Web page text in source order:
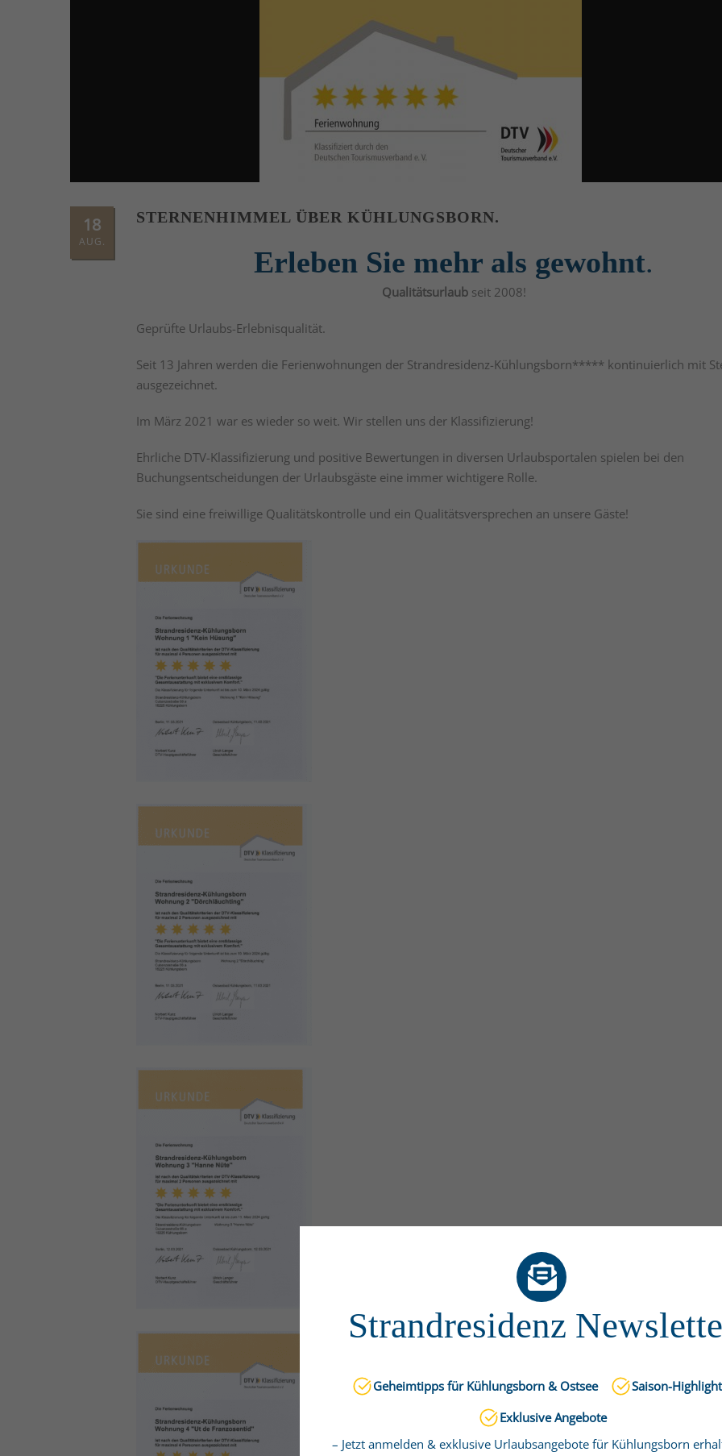
Strandresidenz
Geheimtipps für Kühlungsborn & Ostsee
Saison-
Exklusive Angebote
– Jetzt anmelden & exklusive Urlaubsangebote für Kühlungsborn
18
AUG.
STERNENHIMMEL ÜBER KÜHLUNGSBORN.
Erleben Sie mehr als gewohnt.
Qualitätsurlaubseit 2008!
Geprüfte Urlaubs-Erlebnisqualität.
Seit 13 Jahren werden die Ferienwohnungen der Strandresidenz-Kühlungsborn***** kontinuierlich mit
ausgezeichnet.
Im März 2021 war es wieder so weit. Wir stellen uns der Klassifizierung!
Ehrliche DTV-Klassifizierung und positive Bewertungen in diversen Urlaubsportalen spielen bei den
Buchungsentscheidungen der Urlaubsgäste eine immer wichtigere Rolle.
Sie sind eine freiwillige Qualitätskontrolle und ein Qualitätsversprechen an unsere Gäste!